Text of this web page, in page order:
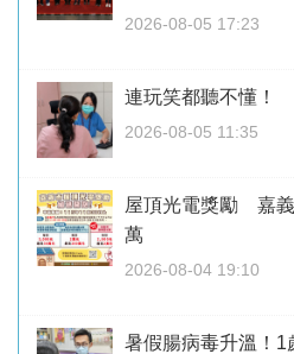
2026-08-05 17:23
連玩笑都聽不懂！
2026-08-05 11:35
屋頂光電獎勵 嘉
萬
2026-08-04 19:10
暑假腸病毒升溫！1